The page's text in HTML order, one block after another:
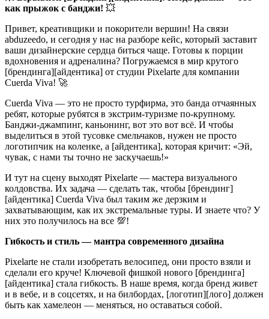
как прыжок с банджи! 💥
Привет, креативщики и покорители вершин! На связи
abduzeedo, и сегодня у нас на разборе кейс, который заставит
ваши дизайнерские сердца биться чаще. Готовы к порции
вдохновения и адреналина? Погружаемся в мир крутого
[брендинга][айдентика] от студии Pixelarte для компании
Cuerda Viva! 🚀
Cuerda Viva — это не просто турфирма, это банда отчаянных
ребят, которые рубятся в экстрим-туризме по-крупному.
Банджи-джампинг, каньонинг, вот это вот всё. И чтобы
выделиться в этой тусовке смельчаков, нужен не просто
логотипчик на коленке, а [айдентика], которая кричит: «Эй,
чувак, с нами ты точно не заскучаешь!»
И тут на сцену выходят Pixelarte — мастера визуального
колдовства. Их задача — сделать так, чтобы [брендинг]
[айдентика] Cuerda Viva был таким же дерзким и
захватывающим, как их экстремальные туры. И знаете что? У
них это получилось на все 💯!
Гибкость и стиль — мантра современного дизайна
Pixelarte не стали изобретать велосипед, они просто взяли и
сделали его круче! Ключевой фишкой нового [брендинга]
[айдентика] стала гибкость. В наше время, когда бренд живет
и в вебе, и в соцсетях, и на билбордах, [логотип][лого] должен
быть как хамелеон — меняться, но оставаться собой.